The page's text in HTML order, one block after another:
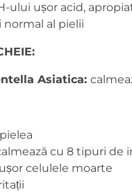
ului ușor acid,
normal al pielii
Asiatica:
cu 8 tipuri de
celulele moarte